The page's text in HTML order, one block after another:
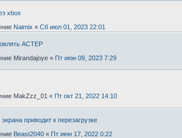
xbox
Naimix « Сб июл 01, 2023 22:01
АСТЕР
Mirandajoye « Пт июн 09, 2023 7:29
MakZzz_01 « Пт окт 21, 2022 14:10
приводит к перезагрузке
Beast2040 « Пт июн 17, 2022 0:22